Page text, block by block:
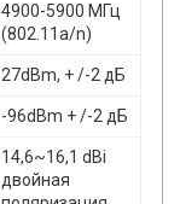
4900-5900 МГц
(802.11a/n)
27dBm, + /-2 дБ
-96dBm + /-2 дБ
14,6~16,1 dBi
двойная